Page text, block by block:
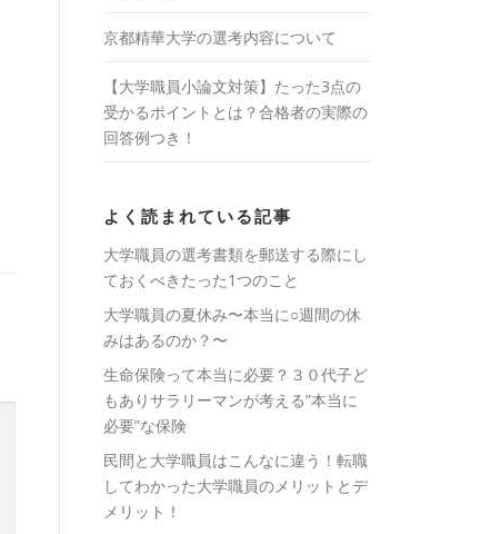
京都精華大学の選考内容について
【大学職員小論文対策】たった3点の
受かるポイントとは？合格者の実際の
回答例つき！
よく読まれている記事
大学職員の選考書類を郵送する際にし
ておくべきたった1つのこと
大学職員の夏休み〜本当に○週間の休
みはあるのか？〜
生命保険って本当に必要？３０代子ど
もありサラリーマンが考える”本当に
必要”な保険
民間と大学職員はこんなに違う！転職
してわかった大学職員のメリットとデ
メリット！